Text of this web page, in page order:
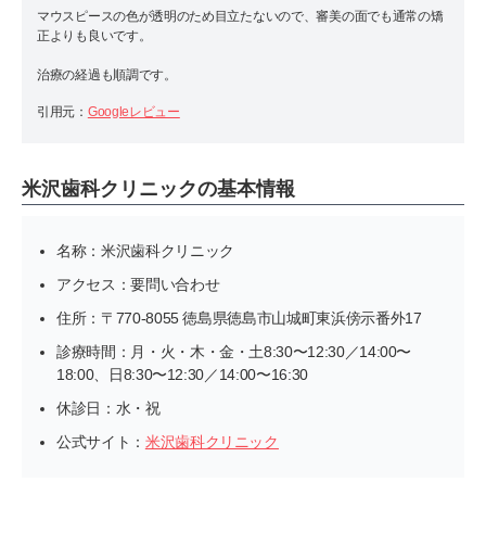
マウスピースの色が透明のため目立たないので、審美の面でも通常の矯
正よりも良いです。
治療の経過も順調です。
引用元： Googleレビュー
米沢歯科クリニックの基本情報
名称：米沢歯科クリニック
アクセス：要問い合わせ
住所：〒770-8055 徳島県徳島市山城町東浜傍示番外17
診療時間：月・火・木・金・土8:30〜12:30／14:00〜
18:00、日8:30〜12:30／14:00〜16:30
休診日：水・祝
公式サイト： 米沢歯科クリニック